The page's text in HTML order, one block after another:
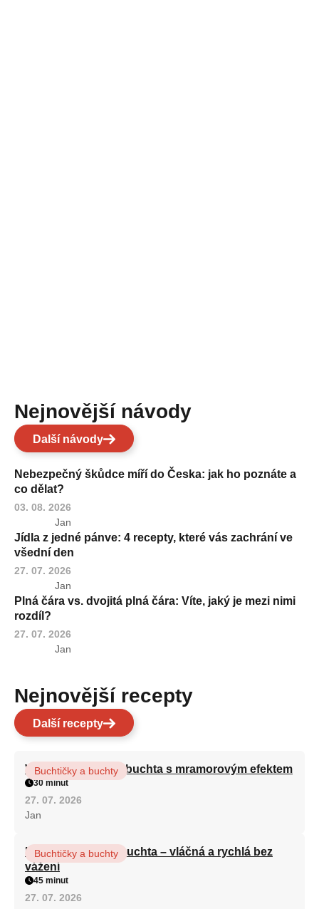
Nejnovější návody
Další návody
Nebezpečný škůdce míří do Česka: jak ho poznáte a
co dělat?
03. 08. 2026
Jan
Jídla z jedné pánve: 4 recepty, které vás zachrání ve
všední den
27. 07. 2026
Jan
Plná čára vs. dvojitá plná čára: Víte, jaký je mezi nimi
rozdíl?
27. 07. 2026
Jan
Nejnovější recepty
Další recepty
Vláčná olejová litá buchta s mramorovým efektem
Buchtičky a buchty
30 minut
27. 07. 2026
Jan
Hrnková maková buchta – vláčná a rychlá bez
vážení
Buchtičky a buchty
45 minut
27. 07. 2026